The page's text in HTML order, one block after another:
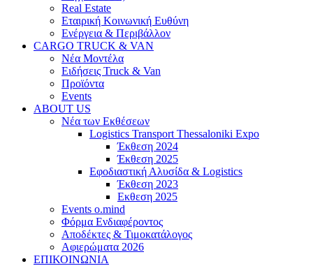
Real Estate
Εταιρική Κοινωνική Ευθύνη
Ενέργεια & Περιβάλλον
CARGO TRUCK & VAN
Νέα Μοντέλα
Ειδήσεις Truck & Van
Προϊόντα
Events
ABOUT US
Νέα των Εκθέσεων
Logistics Transport Thessaloniki Expo
Έκθεση 2024
Έκθεση 2025
Εφοδιαστική Αλυσίδα & Logistics
Έκθεση 2023
Εκθεση 2025
Events o.mind
Φόρμα Ενδιαφέροντος
Αποδέκτες & Τιμοκατάλογος
Αφιερώματα 2026
ΕΠΙΚΟΙΝΩΝΙΑ